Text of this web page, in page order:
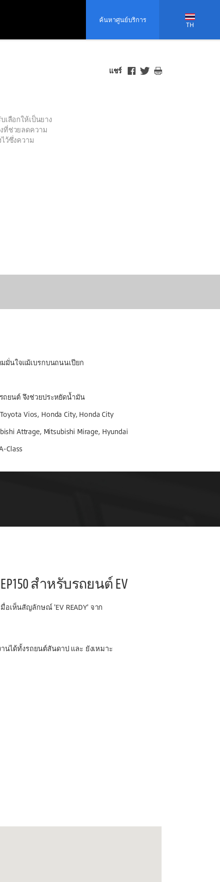
ค้นหาศูนย์บริการ
TH
แชร์
เลือกให้เป็นยาง
ที่ช่วยลดความ
ว้ซึ่งความ
มั่นใจแม้เบรกบนถนนเปียก
ถยนต์ จึงช่วยประหยัดน้ำมัน
Vios, Honda City, Honda City
Attrage, Mitsubishi Mirage, Hyundai
Class
EP150 สำหรับรถยนต์ EV
อเห็นสัญลักษณ์ 'EV READY' จาก
นได้ทั้งรถยนต์สันดาป และ ยังเหมาะ